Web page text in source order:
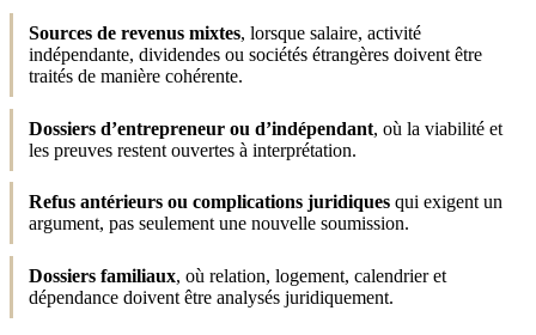
Sources de revenus mixtes, lorsque salaire, activité
indépendante, dividendes ou sociétés étrangères doivent être
traités de manière cohérente.
Dossiers d’entrepreneur ou d’indépendant, où la viabilité et
les preuves restent ouvertes à interprétation.
Refus antérieurs ou complications juridiquesqui exigent un
argument, pas seulement une nouvelle soumission.
Dossiers familiaux, où relation, logement, calendrier et
dépendance doivent être analysés juridiquement.